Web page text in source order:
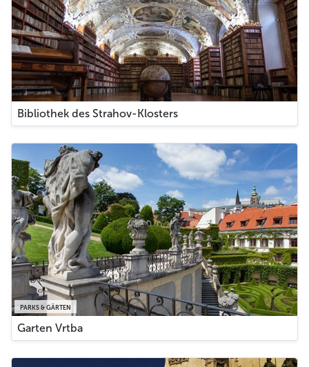
Bibliothek des Strahov-Klosters
PARKS & GÄRTEN
Garten Vrtba